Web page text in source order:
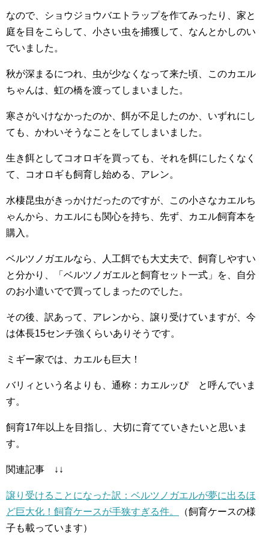
なので、ショウジョウバエトラップを作てみったり、家と
庭を目をこらして、小さい虫を捕獲して、なんとかしのい
でいました。
秋が深まるにつれ、虫が少なくなって来た頃、このカエル
ちゃんは、虹の橋を渡ってしまいました。
寒さがいけなかったのか、餌が不足したのか、いずれにし
ても、かわいそうなことをしてしまいました。
生き餌としてコオロギを買っても、それを餌にしたくなく
て、コオロギも飼育し始める、アレン。
水棲昆虫がきっかけだったのですが、この小さなカエルち
ゃんから、カエルにも関心を持ち、先ず、カエル飼育本を
購入。
ベルツノガエルなら、人工餌でも大丈夫で、飼育しやすい
と分かり、「ベルツノガエルと飼育セット一式」を、自分
のお小遣いでで買ってしまったのでした。
その後、訳あって、アレンから、譲り受けていますが、今
は体長15センチ強くらいありそうです。
ミギー家では、カエルも巨大！
バリィという名よりも、通称：カエルッぴ と呼んでいま
す。
飼育17年以上を目指し、大切に育てていきたいと思いま
す。
関連記事 ↓↓
譲り受けることになった訳：ベルツノガエルが夢に出るほ
ど巨大化！飼育ケースが手狭すぎる件。
（飼育ケースの様
子も載っています）